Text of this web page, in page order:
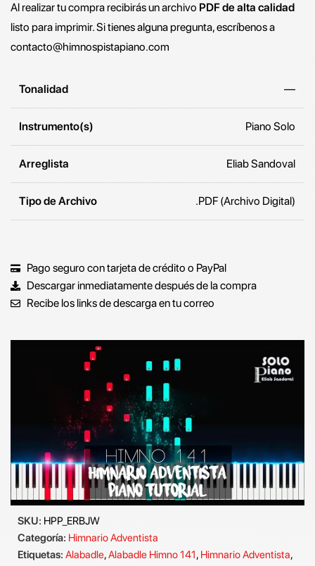
Al realizar tu compra recibirás un archivo PDF de alta calidad
listo para imprimir. Si tienes alguna pregunta, escríbenos a
contacto@himnospistapiano.com
Tonalidad —
Instrumento(s) Piano Solo
Arreglista Eliab Sandoval
Tipo de Archivo .PDF (Archivo Digital)
Pago seguro con tarjeta de crédito o PayPal
Descargar inmediatamente después de la compra
Recibe los links de descarga en tu correo
SKU: HPP_ERBJW
Categoría: Himnario Adventista
Etiquetas: Alabadle,Alabadle Himno 141, Himnario Adventista,